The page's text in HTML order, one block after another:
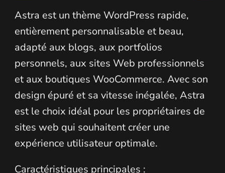
Astra est un thème WordPress rapide,
entièrement personnalisable et beau,
adapté aux blogs, aux portfolios
personnels, aux sites Web professionnels
et aux boutiques WooCommerce. Avec son
design épuré et sa vitesse inégalée, Astra
est le choix idéal pour les propriétaires de
sites web qui souhaitent créer une
expérience utilisateur optimale.
Caractéristiques principales :